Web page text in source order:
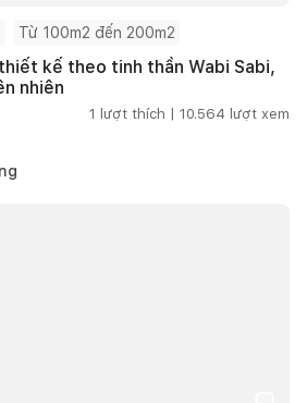
Từ 100m2 đến 200m2
kế theo tinh thần Wabi Sabi,
nhiên
1 lượt thích | 10.564 lượt xem